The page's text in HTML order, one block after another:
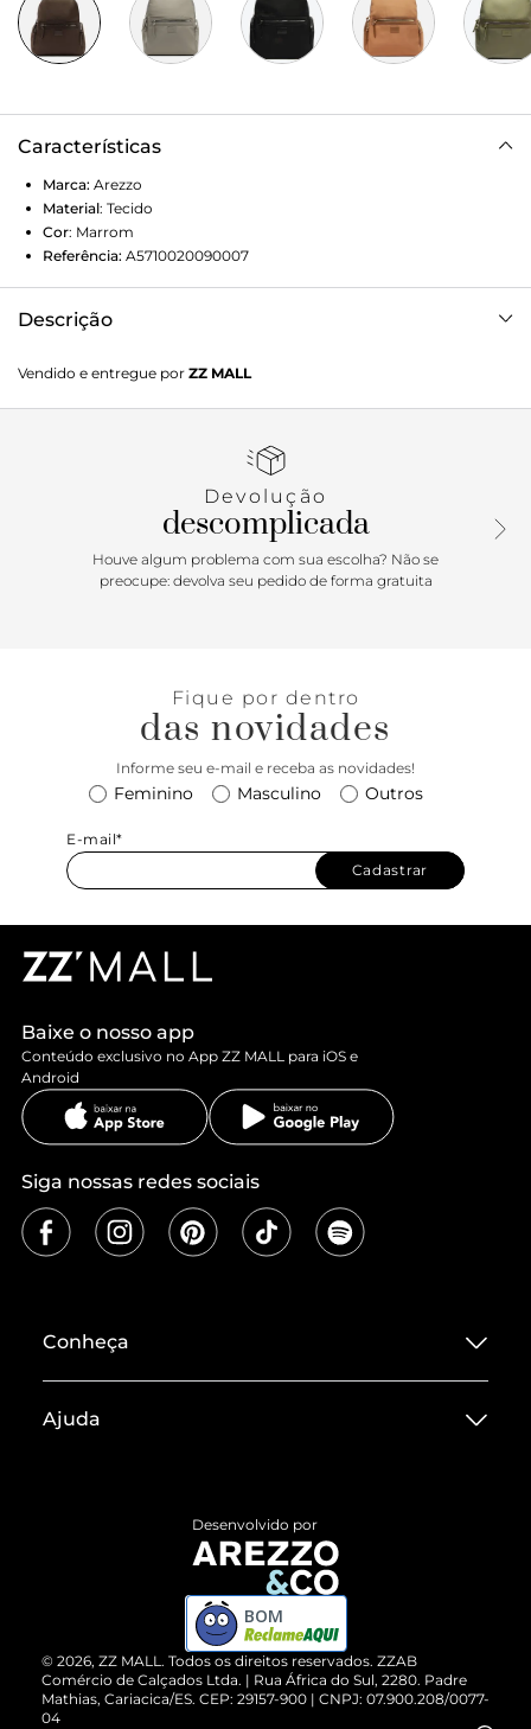
Características
Marca: Arezzo
Material: Tecido
Cor: Marrom
Referência: A5710020090007
Descrição
mão na mesma cor. Possui bolso externo e abertura
principal em zíper. Cheia de estilo, este modelo transita da
Vendido e entregue por ZZ MALL
Devolução
descomplicada
Houve algum problema com sua escolha? Não se
preocupe: devolva seu pedido de forma gratuita
Fique por dentro
das novidades
Informe seu e-mail e receba as novidades!
Feminino Masculino Outros
E-mail*
Cadastrar
Baixe o nosso app
Conteúdo exclusivo no App ZZ MALL para iOS e
Android
Siga nossas redes sociais
Conheça
Termos de Uso
ZZ MALL é confiável
Cartão Presente
Vendas Corporativas
Ajuda
Devolução do Produto
Compre pelo WhatsApp
© 2026, ZZ MALL. Todos os direitos reservados. ZZAB
Comércio de Calçados Ltda. | Rua África do Sul, 2280. Padre
Mathias, Cariacica/ES. CEP: 29157-900 | CNPJ: 07.900.208/0077-
04
Desenvolvido por
BOM